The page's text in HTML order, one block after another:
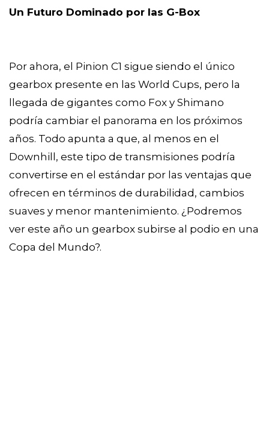
Un Futuro Dominado por las G-Box
Por ahora, el Pinion C1 sigue siendo el único
gearbox presente en las World Cups, pero la
llegada de gigantes como Fox y Shimano
podría cambiar el panorama en los próximos
años. Todo apunta a que, al menos en el
Downhill, este tipo de transmisiones podría
convertirse en el estándar por las ventajas que
ofrecen en términos de durabilidad, cambios
suaves y menor mantenimiento. ¿Podremos
ver este año un gearbox subirse al podio en una
Copa del Mundo?.